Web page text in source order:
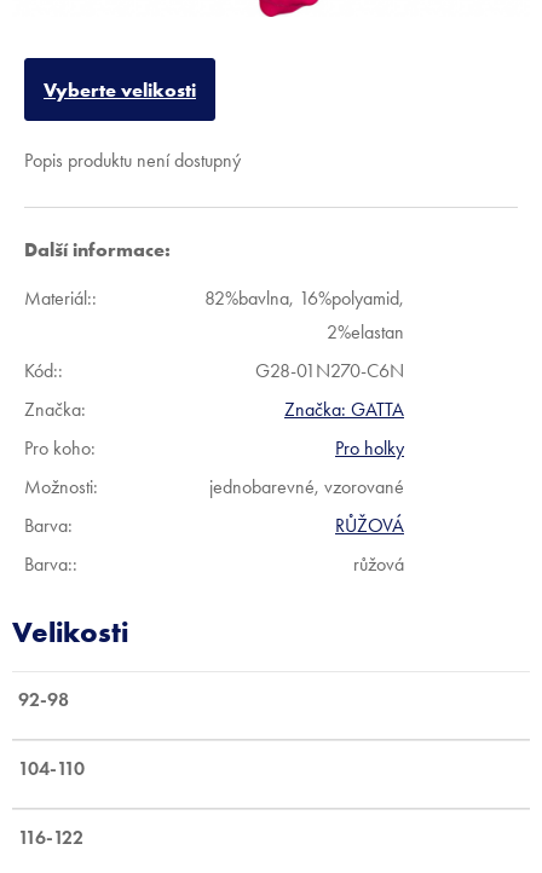
Vyberte velikosti
Popis produktu není dostupný
Další informace:
Materiál::
82%bavlna, 16%polyamid,
2%elastan
Kód::
G28-01N270-C6N
Značka:
Značka: GATTA
Pro koho:
Pro holky
Možnosti:
jednobarevné, vzorované
Barva:
RŮŽOVÁ
Barva:: růžová
92-98
104-110
116-122